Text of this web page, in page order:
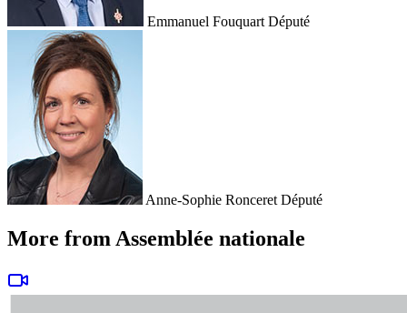
Emmanuel Fouquart Député
Anne-Sophie Ronceret Député
More from Assemblée nationale